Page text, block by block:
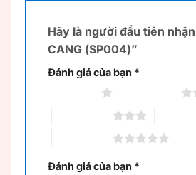
Hãy là người đầu tiên
CANG (SP004)”
Đánh giá của bạn *
Đánh giá của bạn *